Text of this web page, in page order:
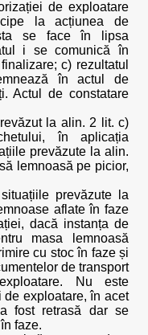
de exploatare
la acțiunea de
se face în lipsa
i se comunică în
c) rezultatul
în actul de
Actul de constatare
la alin. 2 lit. c)
în aplicația
prevăzute la alin.
lemnoasă pe picior,
prevăzute la
aflate în faze
dacă instanța de
masa lemnoasă
cu stoc în faze și
de transport
Nu este
de exploatare, în acet
fost retrasă dar se
faze.